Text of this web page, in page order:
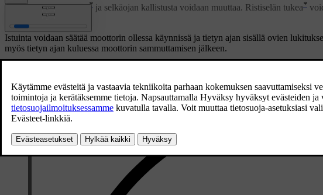
Päivitetty 19.03.2020
säätää pituussuunnassa* ja selkäojan kallistusta voidaan muuttaa. Ristiselän tukea*
Istuinta voidaan säätää moottorin ollessa käynnissä ja tietyn ajan sisällä ovien
myös tietyn ajan kuluessa moottorin sammuttamisen jälkeen.